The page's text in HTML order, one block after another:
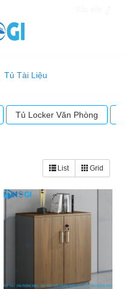
Tủ Tài Liệu
Tủ Locker Văn Phòng
List Grid
-8%